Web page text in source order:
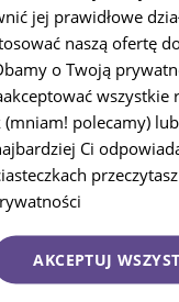
jej prawidłowe
naszą ofertę
o Twoją
wszystkie
(mniam! polecamy)
Ci
AKCEPTUJ